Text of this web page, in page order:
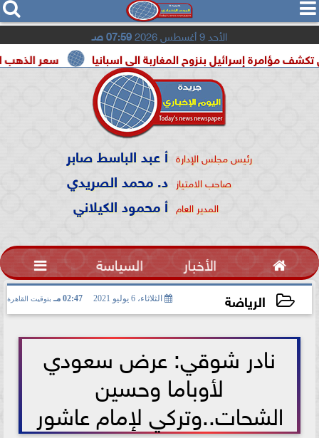
  
الأحد 9 أغسطس 2026 07:59 صـ
سعر الذهب اليوم السبت 8 أغسطس إسرائيل بنزوح المغاربة الى اسبانيا
رئيس مجلس الإدارة أ عبد الباسط صابر
صاحب الامتياز د. محمد الصريدي
المدير العام أ محمود الكيلاني
 الأخبار السياسة 
الرياضة الثلاثاء، 6 يوليو 2021 02:47 مـ بتوقيت القاهرة
نادر شوقي: عرض سعودي
لأوباما وحسين
الشحات..وتركي لإمام عاشور